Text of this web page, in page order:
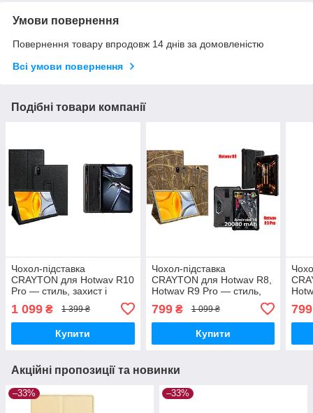
Умови повернення
Повернення товару впродовж 14 днів за домовленістю
Всі умови повернення
Подібні товари компанії
Чохол-підставка
CRAYTON для Hotwav R10
Pro — стиль, захист і
Крокодил
1 099 ₴ 1 399 ₴
Купити
Чохол-підставка
CRAYTON для Hotwav R8,
Hotwav R9 Pro — стиль,
захист і ручне збирання,
колір Камиш
799₴ 1 099 ₴
Купити
799
Акційні пропозиції та новинки
–33% –33%